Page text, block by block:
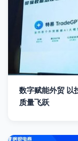
数字赋能外贸 以
质量飞跃